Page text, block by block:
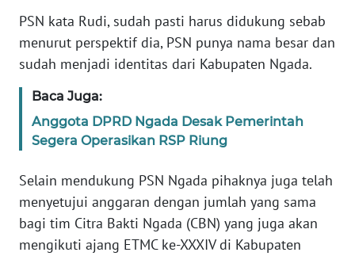
PSN kata Rudi, sudah pasti harus didukung sebab
menurut perspektif dia, PSN punya nama besar dan
sudah menjadi identitas dari Kabupaten Ngada.
Baca Juga:
Anggota DPRD Ngada Desak Pemerintah
Segera Operasikan RSP Riung
Selain mendukung PSN Ngada pihaknya juga telah
menyetujui anggaran dengan jumlah yang sama
bagi tim Citra Bakti Ngada (CBN) yang juga akan
mengikuti ajang ETMC ke-XXXIV di Kabupaten
WN
KEPRI
PAPUA
WN
BARAT
WN
RIAU